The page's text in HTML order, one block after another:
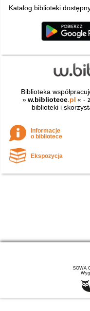
Katalog biblioteki
Biblioteka
» w.bibliotece.pl « -
biblioteki i
Informacje
o bibliotece
Ekspozycja
SOWA